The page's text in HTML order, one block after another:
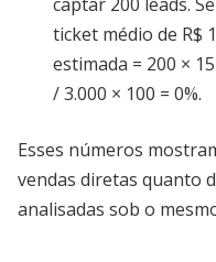
ticket médio de R$
estimada = 200 ×
/ 3.000 × 100 = 0%.
Esses números
vendas diretas quanto
analisadas sob o